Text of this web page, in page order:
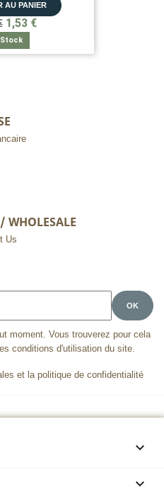
AU PANIER
1,53 €
Stock
WHOLESALE
Us
moment. Vous trouverez pour cela
conditions d'utilisation du site.
et la politique de confidentialité

